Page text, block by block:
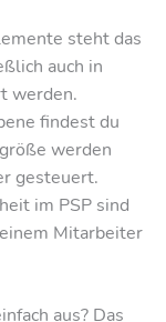
steht das
auch in
werden.
findest du
werden
gesteuert.
im PSP sind
Mitarbeiter
aus? Das